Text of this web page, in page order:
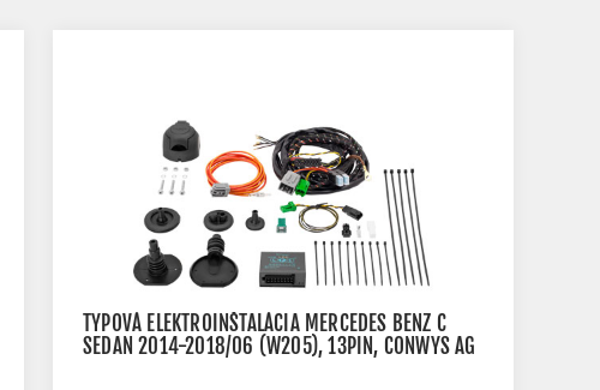
TYPOVÁ ELEKTROINŠTALÁCIA MERCEDES BENZ C
SEDAN 2014-2018/06 (W205), 13PIN, CONWYS AG